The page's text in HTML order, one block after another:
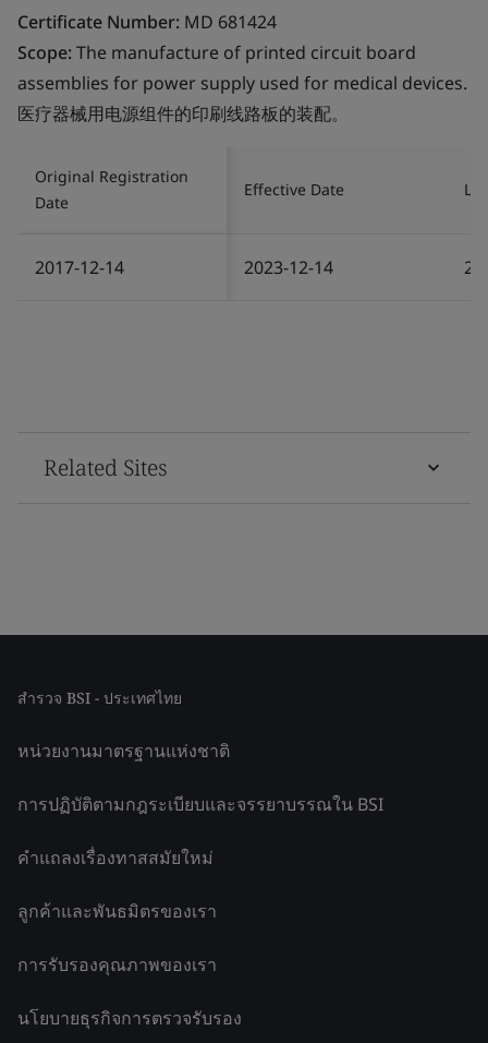
Certificate Number: MD 681424
Scope:The manufacture of printed circuit board
assemblies for power supply used for medical devices.
医疗器械用电源组件的印刷线路板的装配。
Original Registration
Date
Effective Date
2017-12-14 2023-12-14
Related Sites
สำรวจ BSI - ประเทศไทย
หน่วยงานมาตรฐานแห่งชาติ
การปฏิบัติตามกฎระเบียบและจรรยาบรรณใน BSI
คำแถลงเรื่องทาสสมัยใหม่
ลูกค้าและพันธมิตรของเรา
การรับรองคุณภาพของเรา
นโยบายธุรกิจการตรวจรับรอง